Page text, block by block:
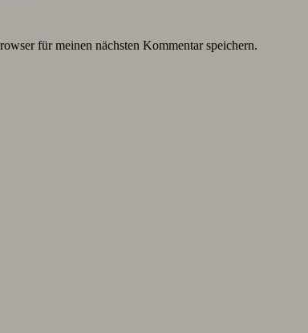
für meinen nächsten Kommentar speichern.